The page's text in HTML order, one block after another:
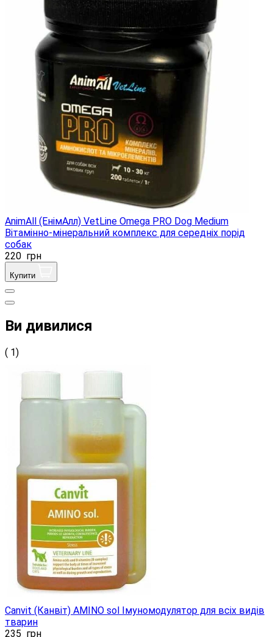
AnimAll (ЕнімАлл) VetLine Omega PRO Dog Medium
Вітамінно-мінеральний комплекс для середніх порід
собак
220 грн
Купити
Ви дивилися
( 1)
Canvit (Канвіт) AMINO sol Імуномодулятор для всіх видів
тварин
235 грн